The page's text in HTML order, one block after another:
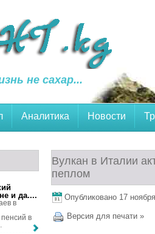
не сахар...
Аналитика Новости
Вулкан в Италии
пеплом
Опубликовано 17
Версия для печати »
и да....
в
пенсий в